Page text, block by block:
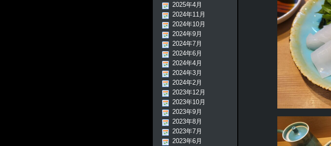
2025年4月
2024年11月
2024年10月
2024年9月
2024年7月
2024年6月
2024年4月
2024年3月
2024年2月
2023年12月
2023年10月
2023年9月
2023年8月
2023年7月
2023年6月